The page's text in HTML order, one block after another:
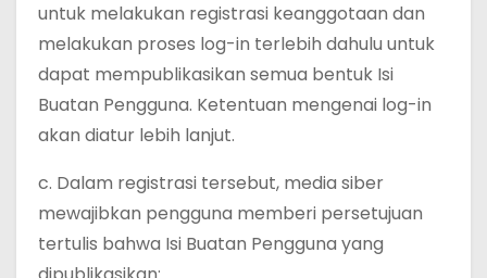
untuk melakukan registrasi keanggotaan dan
melakukan proses log-in terlebih dahulu untuk
dapat mempublikasikan semua bentuk Isi
Buatan Pengguna. Ketentuan mengenai log-in
akan diatur lebih lanjut.
c. Dalam registrasi tersebut, media siber
mewajibkan pengguna memberi persetujuan
tertulis bahwa Isi Buatan Pengguna yang